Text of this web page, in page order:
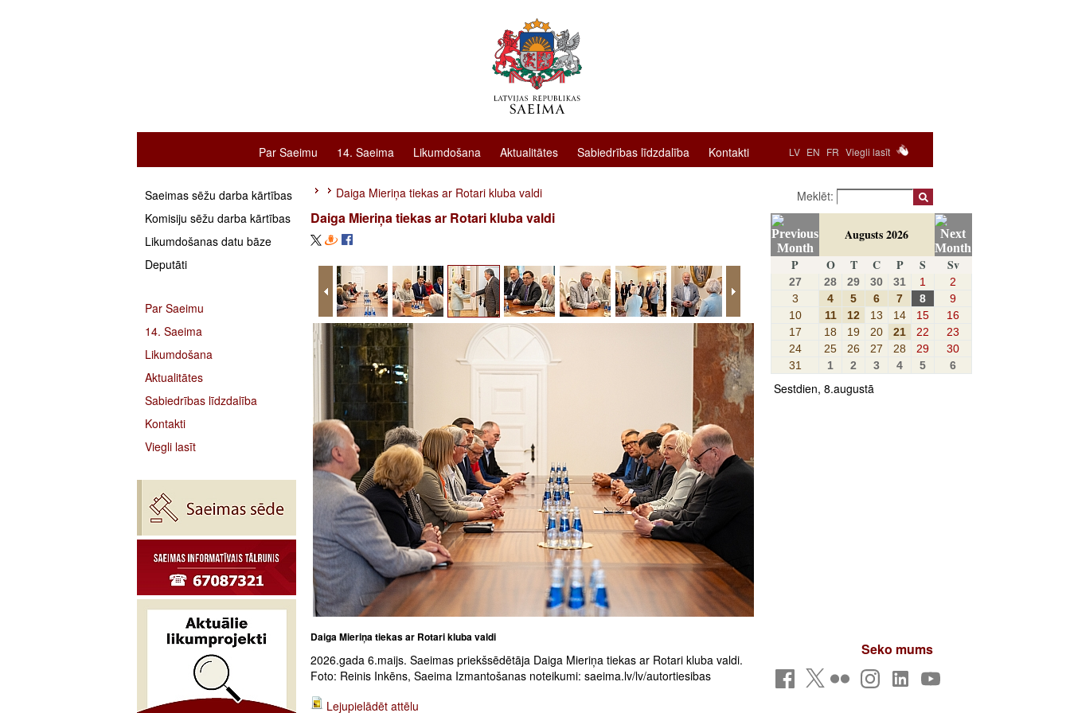
LV EN FR Viegli lasīt
Par Saeimu 14. Saeima Likumdošana Aktualitātes Sabiedrības līdzdalība Kontakti
Saeimas sēžu darba kārtības
Komisiju sēžu darba kārtības
Likumdošanas datu bāze
Deputāti
Par Saeimu
14. Saeima
Likumdošana
Aktualitātes
Sabiedrības līdzdalība
Kontakti
Viegli lasīt
Daiga Mieriņa tiekas ar Rotari kluba valdi
Daiga Mieriņa tiekas ar Rotari kluba valdi
Daiga Mieriņa tiekas ar Rotari kluba valdi
2026.gada 6.maijs. Saeimas priekšsēdētāja Daiga Mieriņa tiekas ar Rotari kluba valdi.
Foto: Reinis Inkēns, Saeima Izmantošanas noteikumi: saeima.lv/lv/autortiesibas
Lejupielādēt attēlu
Meklēt:
Augusts 2026
P
O T C P S Sv
27 28 29 30 31 1
2
3
4 5 6 7 8
9
10
11 12 13 14 15
16
17
18 19 20 21 22
23
24
25 26 27 28 29
30
31
1 2 3 4 5 6
Sestdien, 8.augustā
Seko mums